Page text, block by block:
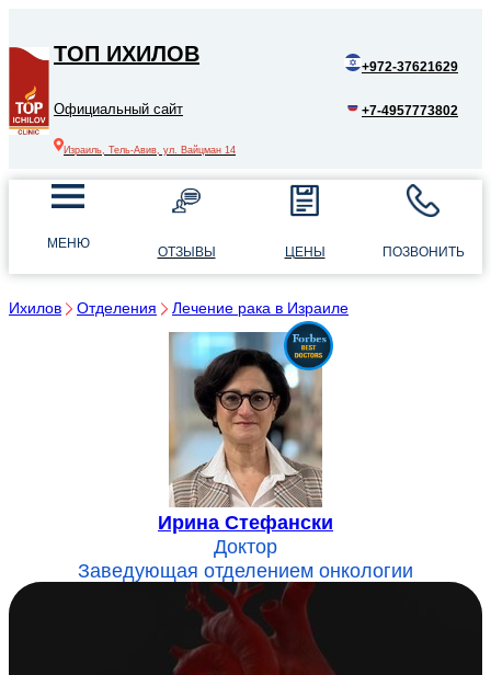
ТОП ИХИЛОВ
Официальный сайт
Израиль, Тель-Авив, ул. Вайцман 14
+972-37621629
+7-4957773802
МЕНЮ
ОТЗЫВЫ ЦЕНЫ ПОЗВОНИТЬ
Ихилов Отделения Лечение рака в Израиле
Ирина Стефански
Доктор
Заведующая отделением онкологии